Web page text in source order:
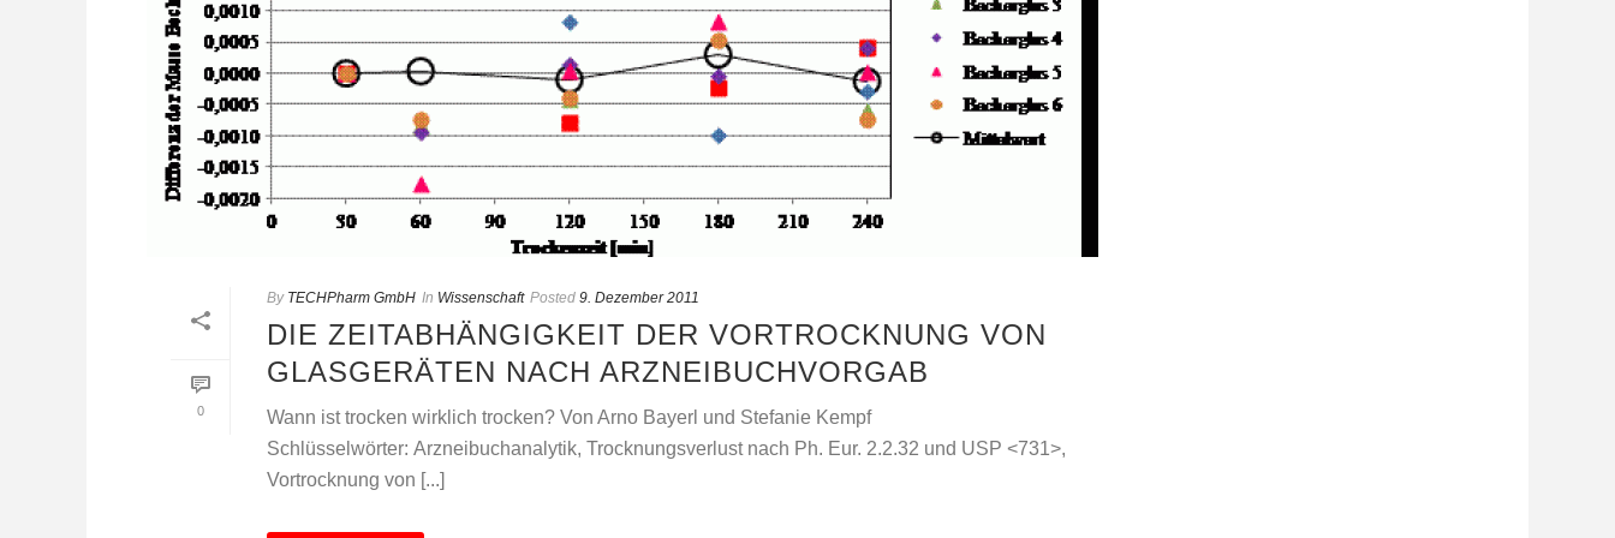
0
By TECHPharm GmbH In Wissenschaft Posted 9. Dezember 2011
DIE ZEITABHÄNGIGKEIT DER VORTROCKNUNG VON
GLASGERÄTEN NACH ARZNEIBUCHVORGAB
Wann ist trocken wirklich trocken? Von Arno Bayerl und Stefanie Kempf
Schlüsselwörter: Arzneibuchanalytik, Trocknungsverlust nach Ph. Eur. 2.2.32 und USP <731>,
Vortrocknung von [...]